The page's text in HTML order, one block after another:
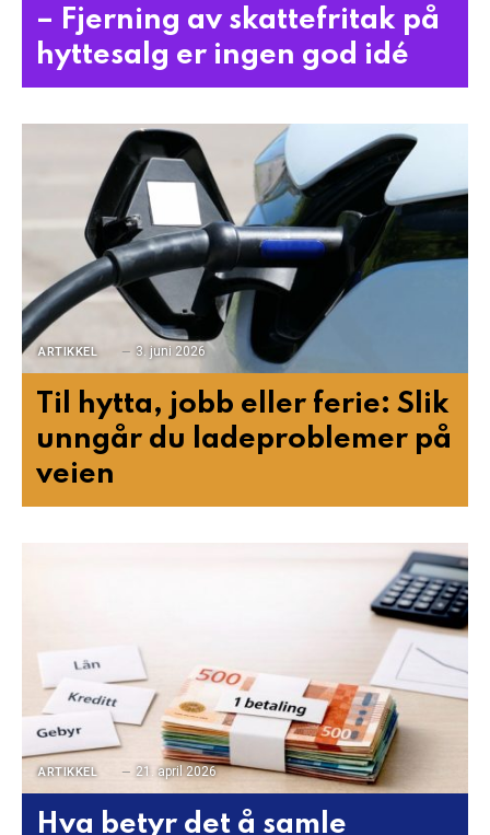
– Fjerning av skattefritak på
hyttesalg er ingen god idé
ARTIKKEL 3. juni 2026
Til hytta, jobb eller ferie: Slik
unngår du ladeproblemer på
veien
ARTIKKEL 21. april 2026
Hva betyr det å samle